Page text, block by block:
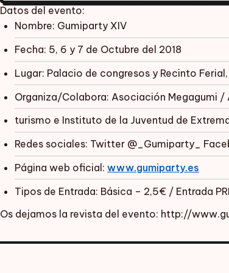
Datos del evento:
Nombre: Gumiparty XIV
Fecha: 5, 6 y 7 de Octubre del 2018
Lugar: Palacio de congresos y Recinto
Organiza/Colabora: Asociación Megagumi /
turismo e Instituto de la Juventud de
Redes sociales: Twitter @_Gumiparty_
Página web oficial: www.gumiparty.es
Tipos de Entrada: Básica – 2,5€ / Entrada
Os dejamos la revista del evento: http://